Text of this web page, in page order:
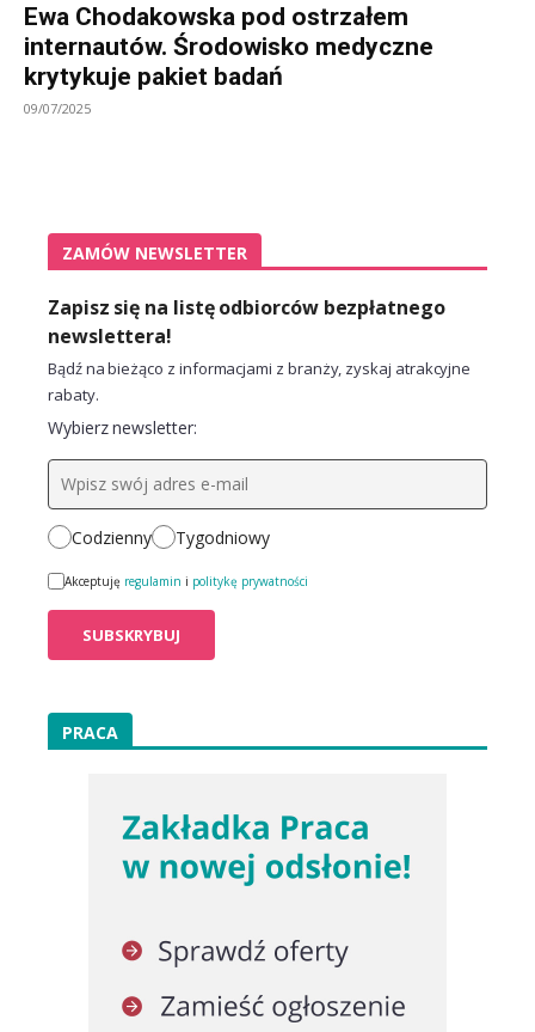
Ewa Chodakowska pod ostrzałem
internautów. Środowisko medyczne
krytykuje pakiet badań
09/07/2025
ZAMÓW NEWSLETTER
Zapisz się na listę odbiorców bezpłatnego
newslettera!
Bądź na bieżąco z informacjami z branży, zyskaj atrakcyjne
rabaty.
Wybierz newsletter:
Codzienny Tygodniowy
Akceptuję regulamin i politykę prywatności
PRACA